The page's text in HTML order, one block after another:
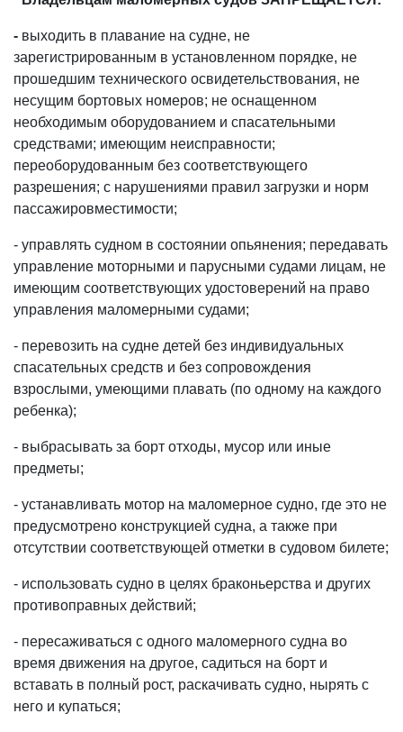
- выходить в плавание на судне, не
зарегистрированным в установленном порядке, не
прошедшим технического освидетельствования, не
несущим бортовых номеров; не оснащенном
необходимым оборудованием и спасательными
средствами; имеющим неисправности;
переоборудованным без соответствующего
разрешения; с нарушениями правил загрузки и норм
пассажировместимости;
- управлять судном в состоянии опьянения; передавать
управление моторными и парусными судами лицам, не
имеющим соответствующих удостоверений на право
управления маломерными судами;
- перевозить на судне детей без индивидуальных
спасательных средств и без сопровождения
взрослыми, умеющими плавать (по одному на каждого
ребенка);
- выбрасывать за борт отходы, мусор или иные
предметы;
- устанавливать мотор на маломерное судно, где это не
предусмотрено конструкцией судна, а также при
отсутствии соответствующей отметки в судовом билете;
- использовать судно в целях браконьерства и других
противоправных действий;
- пересаживаться с одного маломерного судна во
время движения на другое, садиться на борт и
вставать в полный рост, раскачивать судно, нырять с
него и купаться;